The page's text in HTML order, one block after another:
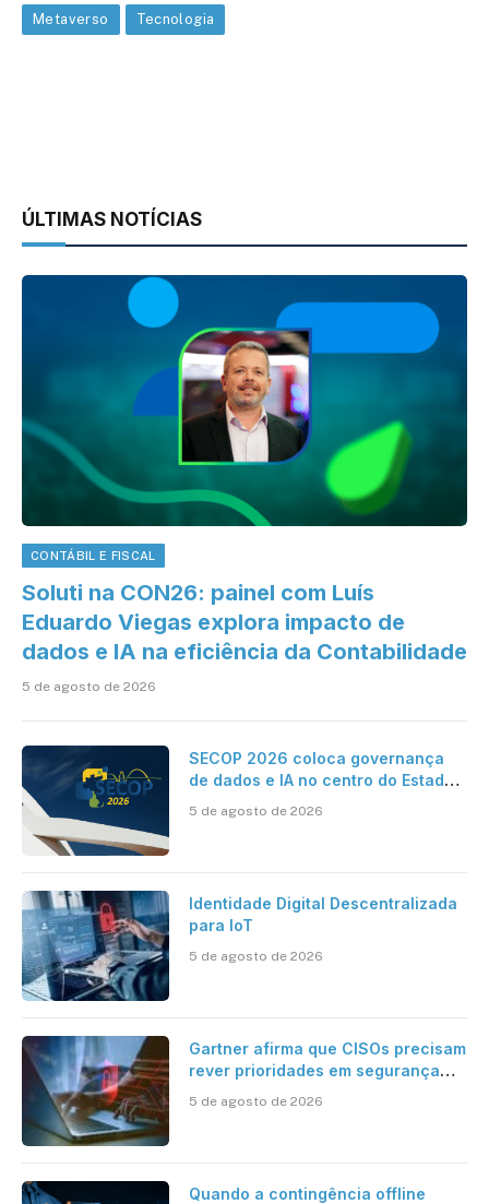
Metaverso Tecnologia
ÚLTIMAS NOTÍCIAS
CONTÁBIL E FISCAL
Soluti na CON26: painel com Luís
Eduardo Viegas explora impacto de
dados e IA na eficiência da Contabilidade
5 de agosto de 2026
SECOP 2026 coloca governança
de dados e IA no centro do Estado
5 de agosto de 2026
Identidade Digital Descentralizada
para IoT
5 de agosto de 2026
Gartner afirma que CISOs precisam
rever prioridades em segurança
desafios impostos pela Inteligência
5 de agosto de 2026
Quando a contingência offline